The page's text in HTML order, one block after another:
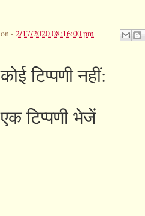
on - 2/17/2020 08:16:00 pm
कोई टिप्पणी नहीं:
एक टिप्पणी भेजें